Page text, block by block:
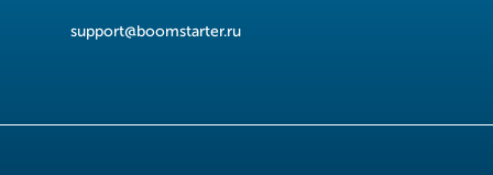
support@boomstarter.ru